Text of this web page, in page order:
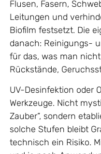
Flusen, Fasern,
Leitungen und
Biofilm festsetzt. Die
danach: Reinigungs-
für das, was man
Rückstände,
UV-Desinfektion oder
Werkzeuge. Nicht
Zauber“, sondern
solche Stufen bleibt
technisch ein Risiko.